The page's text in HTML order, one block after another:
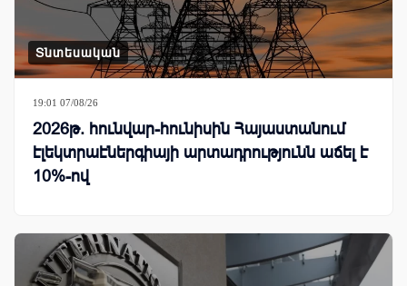
Տնտեսական
19:01 07/08/26
2026թ. հունվար-հունիսին Հայաստանում
էլեկտրաէներգիայի արտադրությունն աճել է
10%-ով